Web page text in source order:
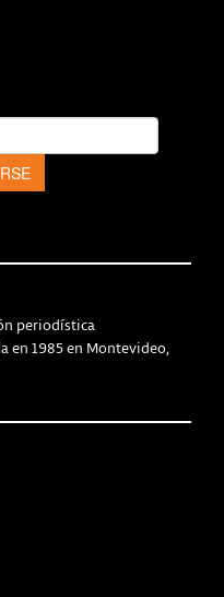
periodística
en 1985 en Montevideo,